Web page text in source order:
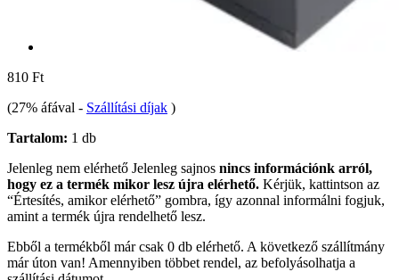
810 Ft
(27% áfával - Szállítási díjak )
Tartalom: 1 db
Jelenleg nem elérhető Jelenleg sajnos nincs információnk arról,
hogy ez a termék mikor lesz újra elérhető. Kérjük, kattintson az
“Értesítés, amikor elérhető” gombra, így azonnal informálni fogjuk,
amint a termék újra rendelhető lesz.
Ebből a termékből már csak 0 db elérhető. A következő szállítmány
már úton van! Amennyiben többet rendel, az befolyásolhatja a